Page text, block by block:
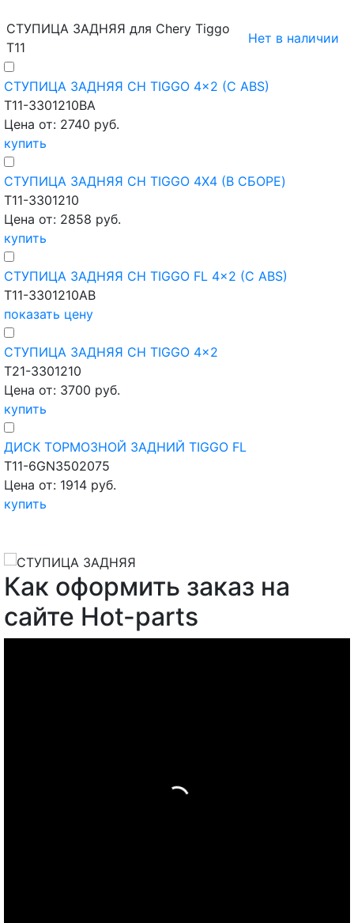
СТУПИЦА ЗАДНЯЯ для Chery Tiggo
T11
Нет в наличии
СТУПИЦА ЗАДНЯЯ CH TIGGO 4x2 (С ABS)
T11-3301210BA
Цена от: 2740 руб.
купить
СТУПИЦА ЗАДНЯЯ CH TIGGO 4X4 (В СБОРЕ)
T11-3301210
Цена от: 2858 руб.
купить
СТУПИЦА ЗАДНЯЯ CH TIGGO FL 4x2 (C ABS)
T11-3301210AB
показать цену
СТУПИЦА ЗАДНЯЯ CH TIGGO 4x2
T21-3301210
Цена от: 3700 руб.
купить
ДИСК ТОРМОЗНОЙ ЗАДНИЙ TIGGO FL
T11-6GN3502075
Цена от: 1914 руб.
купить
Как оформить заказ на
сайте Hot-parts